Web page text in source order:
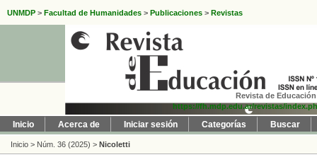
UNMDP > Facultad de Humanidades > Publicaciones > Revistas
Revista de
https://fh.mdp.edu.ar/revistas/
Inicio Acerca de Iniciar sesión Categorías Buscar
Inicio > Núm. 36 (2025) > Nicoletti